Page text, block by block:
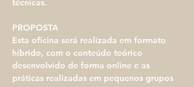
técnicas.
PROPOSTA​
​Esta oficina será realizada em formato
híbrido, com o conteúdo teórico
desenvolvido de forma online e as
práticas realizadas em pequenos grupos